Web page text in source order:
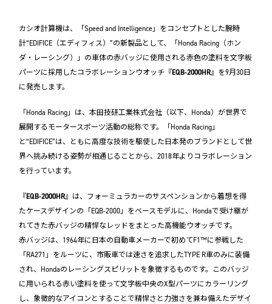
カシオ計算機は、「Speed and Intelligence」をコンセプトとした腕時
計“EDIFICE（エディフィス）”の新製品として、「Honda Racing（ホン
ダ・レーシング）」の車体の赤バッジに使用される赤色の塗料を文字板
パーツに採用したコラボレーションウオッチ『EQB-2000HR』を9月30日
に発売します。
「Honda Racing」は、本田技研工業株式会社（以下、Honda）が世界で
展開するモータースポーツ活動の総称です。「Honda Racing」
と“EDIFICE”は、ともに高度な技術を駆使した日本発のブランドとして世
界へ挑み続ける姿勢が相通じることから、2018年よりコラボレーション
を行っています。
『EQB-2000HR』は、フォーミュラカーのサスペンションから着想を得
たケースデザインの「EQB-2000」をベースモデルに、Hondaで受け継が
れてきた赤バッジの精悍なレッドをまとった高機能ウオッチです。
赤バッジは、1964年に日本の自動車メーカーで初めてF1™に参戦した
「RA271」をルーツに、市販車では速さを追求したTYPE R車のみに装備
され、Hondaのレーシングスピリットを象徴するものです。このバッジ
に用いられる赤い塗料を使って文字板中央のX型パーツにカラーリング
し、象徴的なアイコンとすることで精悍さと力強さを兼ね備えたデザイ